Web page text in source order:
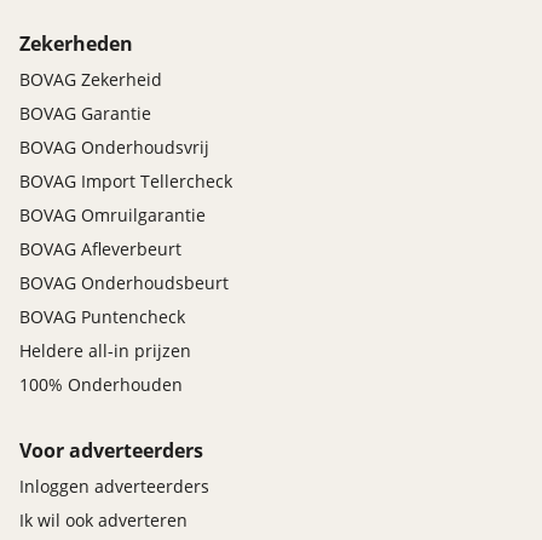
Zekerheden
BOVAG Zekerheid
BOVAG Garantie
BOVAG Onderhoudsvrij
BOVAG Import Tellercheck
BOVAG Omruilgarantie
BOVAG Afleverbeurt
BOVAG Onderhoudsbeurt
BOVAG Puntencheck
Heldere all-in prijzen
100% Onderhouden
Voor adverteerders
Inloggen adverteerders
Ik wil ook adverteren